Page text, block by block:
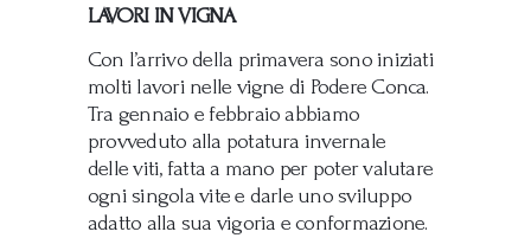
LAVORI IN VIGNA
Con l’arrivo della primavera sono iniziati
molti lavori nelle vigne di Podere Conca.
Tra gennaio e febbraio abbiamo
provveduto alla potatura invernale
delle viti, fatta a mano per poter valutare
ogni singola vite e darle uno sviluppo
adatto alla sua vigoria e conformazione.